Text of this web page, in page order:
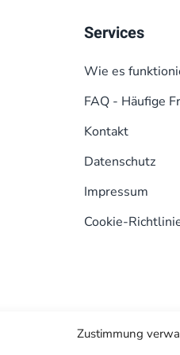
Zustimmung
Services
Wie es
FAQ - Häufige
Kontakt
Datenschutz
Impressum
Cookie-